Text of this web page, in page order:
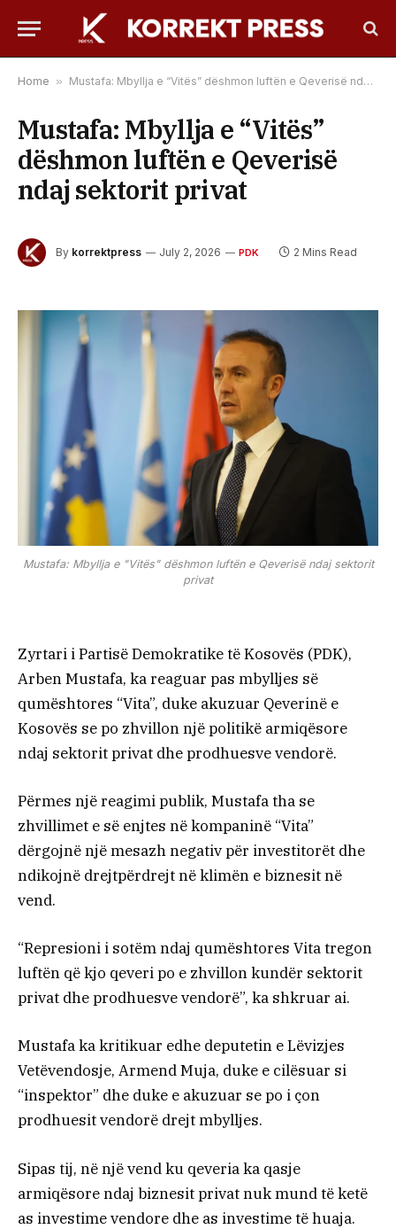
Home » Mustafa: Mbyllja e “Vitës” dëshmon luftën e Qeverisë ndaj sektorit privat
Mustafa: Mbyllja e “Vitës”
dëshmon luftën e Qeverisë
ndaj sektorit privat
By korrektpress July 2, 2026 PDK 2 Mins Read
Mustafa: Mbyllja e "Vitës" dëshmon luftën e Qeverisë ndaj sektorit
privat
Zyrtari i Partisë Demokratike të Kosovës (PDK),
Arben Mustafa, ka reaguar pas mbylljes së
qumështores “Vita”, duke akuzuar Qeverinë e
Kosovës se po zhvillon një politikë armiqësore
ndaj sektorit privat dhe prodhuesve vendorë.
Përmes një reagimi publik, Mustafa tha se
zhvillimet e së enjtes në kompaninë “Vita”
dërgojnë një mesazh negativ për investitorët dhe
ndikojnë drejtpërdrejt në klimën e biznesit në
vend.
“Represioni i sotëm ndaj qumështores Vita tregon
luftën që kjo qeveri po e zhvillon kundër sektorit
privat dhe prodhuesve vendorë”, ka shkruar ai.
Mustafa ka kritikuar edhe deputetin e Lëvizjes
Vetëvendosje, Armend Muja, duke e cilësuar si
“inspektor” dhe duke e akuzuar se po i çon
prodhuesit vendorë drejt mbylljes.
Sipas tij, në një vend ku qeveria ka qasje
armiqësore ndaj biznesit privat nuk mund të ketë
as investime vendore dhe as investime të huaja.